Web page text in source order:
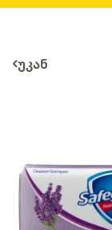
უკან